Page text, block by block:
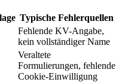
Typische Fehlerquellen
Fehlende KV-Angabe,
kein vollständiger Name
Veraltete
Formulierungen, fehlende
Cookie-Einwilligung